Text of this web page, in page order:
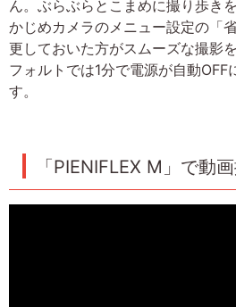
ん。ぶらぶらとこまめに撮り歩き
かじめカメラのメニュー設定の「
更しておいた方がスムーズな撮影
フォルトでは1分で電源が自動OFF
す。
「PIENIFLEX M」で動